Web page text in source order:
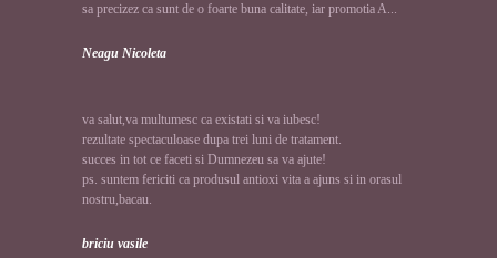
sa precizez ca sunt de o foarte buna calitate, iar promotia A...
Neagu Nicoleta
va salut,va multumesc ca existati si va iubesc!
rezultate spectaculoase dupa trei luni de tratament.
succes in tot ce faceti si Dumnezeu sa va ajute!
ps. suntem fericiti ca produsul antioxi vita a ajuns si in orasul
nostru,bacau.
briciu vasile